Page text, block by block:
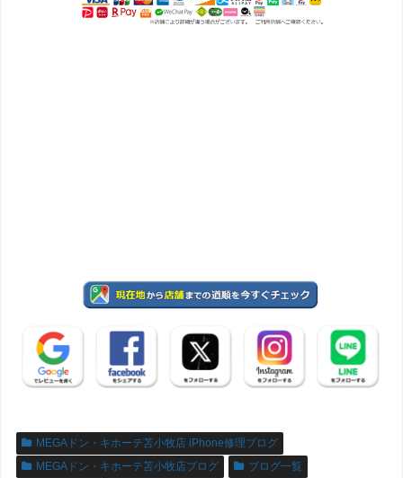
MEGAドン・キホーテ苫小牧店 iPhone修理ブログ
MEGAドン・キホーテ苫小牧店ブログ
ブログ一覧